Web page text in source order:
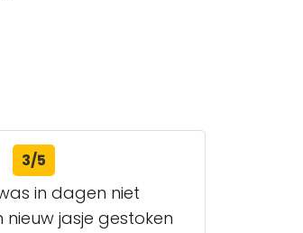
3/5
in dagen niet
jasje gestoken